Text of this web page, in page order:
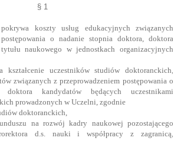
§ 1
koszty usług edukacyjnych związanych
o nadanie stopnia doktora, doktora
naukowego w jednostkach organizacyjnych
uczestników studiów doktoranckich,
związanych z przeprowadzeniem postępowania o
doktora kandydatów będących uczestnikami
prowadzonych wUczelni, zgodnie
doktoranckich,
na rozwój kadry naukowej pozostającego
d.s. nauki i współpracy z zagranicą,